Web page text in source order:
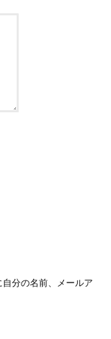
分の名前、メールア